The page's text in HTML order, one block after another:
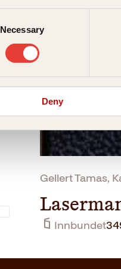
Necessary
Deny
Gellert Tamas,
Innbundet